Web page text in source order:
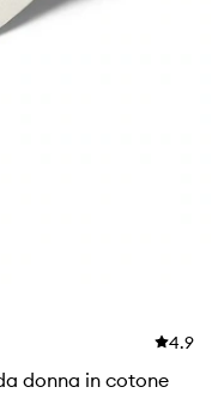
4.9
donna in cotone